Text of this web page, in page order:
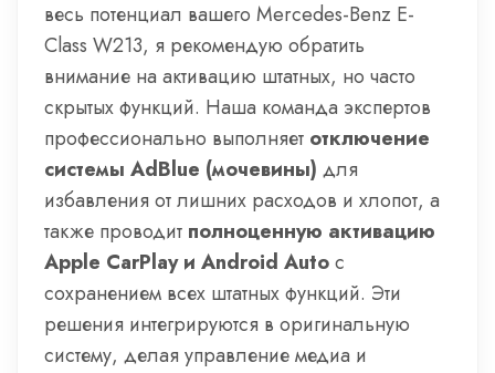
весь потенциал вашего Mercedes-Benz E-
Class W213, я рекомендую обратить
внимание на активацию штатных, но часто
скрытых функций. Наша команда экспертов
профессионально выполняет отключение
системы AdBlue (мочевины) для
избавления от лишних расходов и хлопот, а
также проводит полноценную активацию
Apple CarPlay и Android Autoс
сохранением всех штатных функций. Эти
решения интегрируются в оригинальную
систему, делая управление медиа и